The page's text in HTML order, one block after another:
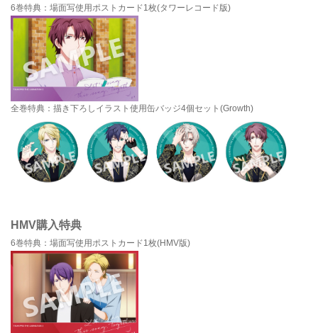
6巻特典：場面写使用ポストカード1枚(タワーレコード版)
全巻特典：描き下ろしイラスト使用缶バッジ4個セット(Growth)
HMV購入特典
6巻特典：場面写使用ポストカード1枚(HMV版)